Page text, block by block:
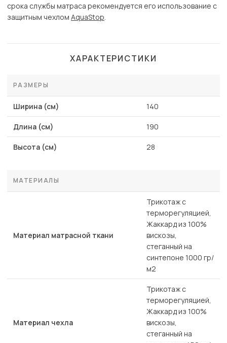
срока службы матраса рекомендуется его использование с
защитным чехлом AquaStop.
ХАРАКТЕРИСТИКИ
РАЗМЕРЫ
Ширина (см) 140
Длина (см) 190
Высота (см) 28
МАТЕРИАЛЫ
Материал матрасной ткани
Трикотаж с
терморегуляцией,
Жаккард из 100%
вискозы,
стеганный на
синтепоне 1000 гр/
м2
Материал чехла
Трикотаж с
терморегуляцией,
Жаккард из 100%
вискозы,
стеганный на